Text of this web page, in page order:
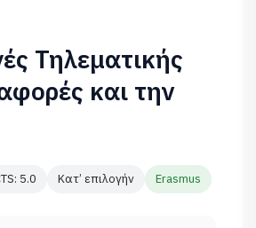
Τηλεματικής
και την
5.0 Κατ’ επιλογήν Erasmus